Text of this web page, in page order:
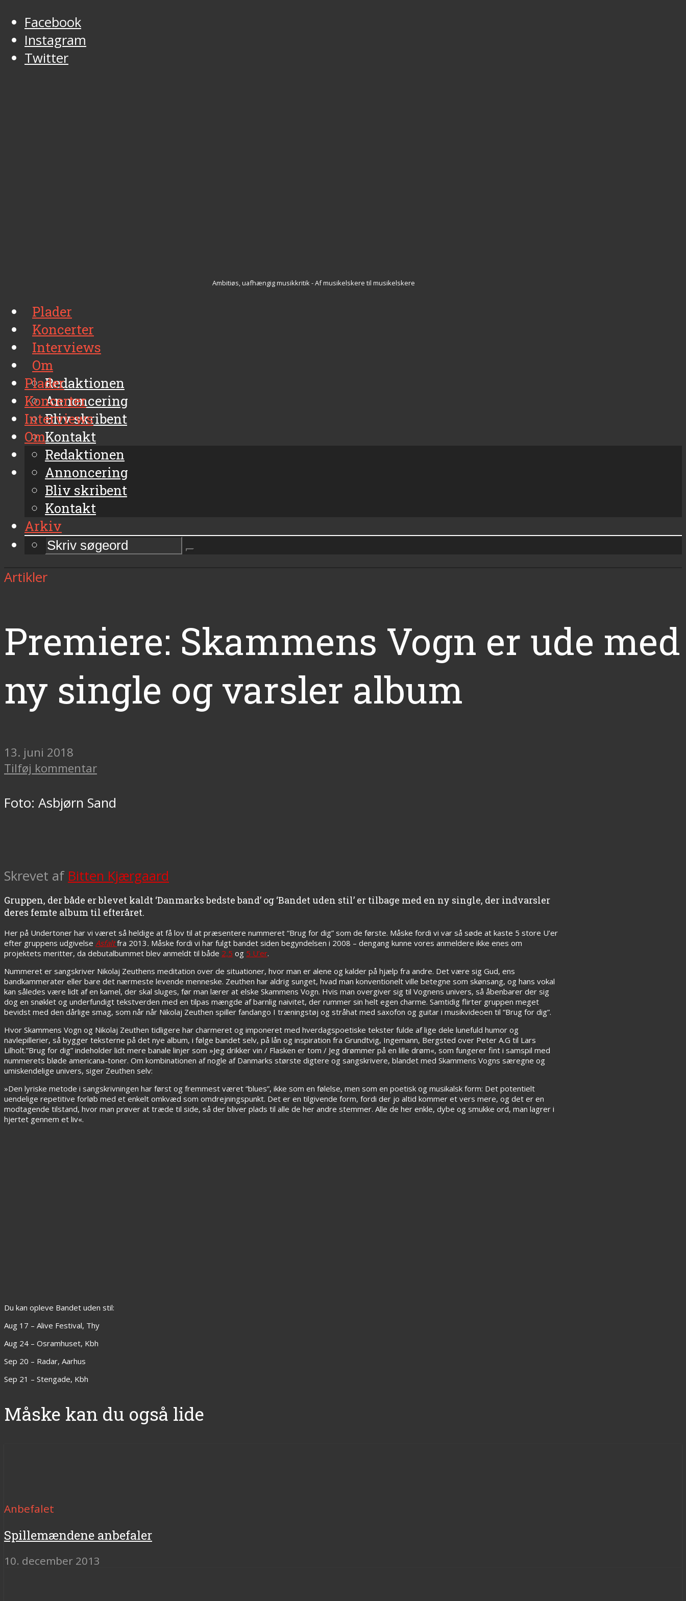
Facebook
Instagram
Twitter
Ambitiøs, uafhængig musikkritik - Af musikelskere til musikelskere
Plader
Koncerter
Interviews
Om
Redaktionen
Annoncering
Bliv skribent
Kontakt
Arkiv
Plader
Koncerter
Interviews
Om
Redaktionen
Annoncering
Bliv skribent
Kontakt
Arkiv
Artikler
Premiere: Skammens Vogn er ude med
ny single og varsler album
13. juni 2018
Tilføj kommentar
Foto: Asbjørn Sand
Skrevet af Bitten Kjærgaard
Gruppen, der både er blevet kaldt ‘Danmarks bedste band’ og ‘Bandet uden stil’ er tilbage med en ny single, der indvarsler
deres femte album til efteråret.
Her på Undertoner har vi været så heldige at få lov til at præsentere nummeret “Brug for dig” som de første. Måske fordi vi var så søde at kaste 5 store U’er
efter gruppens udgivelse Asfaltfra 2013. Måske fordi vi har fulgt bandet siden begyndelsen i 2008 – dengang kunne vores anmeldere ikke enes om
projektets meritter, da debutalbummet blev anmeldt til både 2,5 og 5 U’er.
Nummeret er sangskriver Nikolaj Zeuthens meditation over de situationer, hvor man er alene og kalder på hjælp fra andre. Det være sig Gud, ens
bandkammerater eller bare det nærmeste levende menneske. Zeuthen har aldrig sunget, hvad man konventionelt ville betegne som skønsang, og hans vokal
kan således være lidt af en kamel, der skal sluges, før man lærer at elske Skammens Vogn. Hvis man overgiver sig til Vognens univers, så åbenbarer der sig
dog en snøklet og underfundigt tekstverden med en tilpas mængde af barnlig naivitet, der rummer sin helt egen charme. Samtidig flirter gruppen meget
bevidst med den dårlige smag, som når når Nikolaj Zeuthen spiller fandango I træningstøj og stråhat med saxofon og guitar i musikvideoen til “Brug for dig”.
Hvor Skammens Vogn og Nikolaj Zeuthen tidligere har charmeret og imponeret med hverdagspoetiske tekster fulde af lige dele lunefuld humor og
navlepillerier, så bygger teksterne på det nye album, i følge bandet selv, på lån og inspiration fra Grundtvig, Ingemann, Bergsted over Peter A.G til Lars
Lilholt.”Brug for dig” indeholder lidt mere banale linjer som »Jeg drikker vin / Flasken er tom / Jeg drømmer på en lille drøm«, som fungerer fint i samspil med
nummerets bløde americana-toner. Om kombinationen af nogle af Danmarks største digtere og sangskrivere, blandet med Skammens Vogns særegne og
umiskendelige univers, siger Zeuthen selv:
»Den lyriske metode i sangskrivningen har først og fremmest været “blues”, ikke som en følelse, men som en poetisk og musikalsk form: Det potentielt
uendelige repetitive forløb med et enkelt omkvæd som omdrejningspunkt. Det er en tilgivende form, fordi der jo altid kommer et vers mere, og det er en
modtagende tilstand, hvor man prøver at træde til side, så der bliver plads til alle de her andre stemmer. Alle de her enkle, dybe og smukke ord, man lagrer i
hjertet gennem et liv«.
Du kan opleve Bandet uden stil:
Aug 17 – Alive Festival, Thy
Aug 24 – Osramhuset, Kbh
Sep 20 – Radar, Aarhus
Sep 21 – Stengade, Kbh
Måske kan du også lide
Anbefalet
Spillemændene anbefaler
10. december 2013